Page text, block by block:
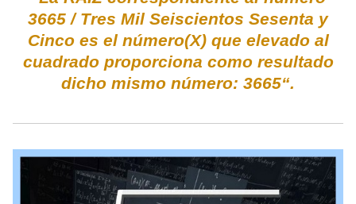
3665 / Tres Mil Seiscientos Sesenta y
Cinco es el número(X) que elevado al
cuadrado proporciona como resultado
dicho mismo número: 3665“.